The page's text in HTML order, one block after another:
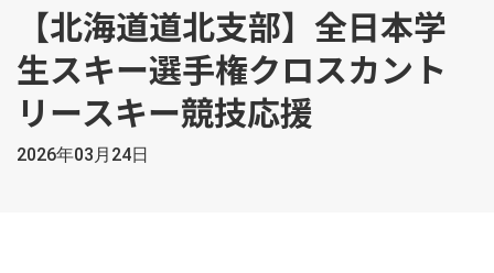
【北海道道北支部】全日本学
生スキー選手権クロスカント
リースキー競技応援
2026年03月24日